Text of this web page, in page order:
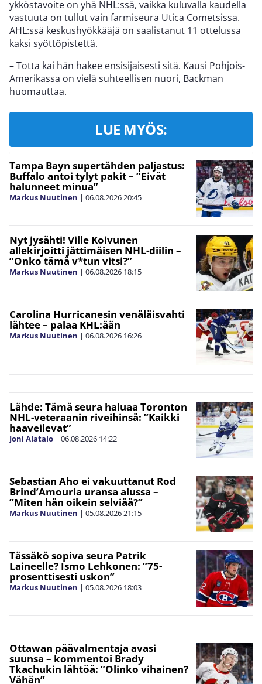
ykköstavoite on yhä NHL:ssä, vaikka kuluvalla kaudella
vastuuta on tullut vain farmiseura Utica Cometsissa.
AHL:ssä keskushyökkääjä on saalistanut 11 ottelussa
kaksi syöttöpistettä.
– Totta kai hän hakee ensisijaisesti sitä. Kausi Pohjois-
Amerikassa on vielä suhteellisen nuori, Backman
huomauttaa.
LUE MYÖS:
Tampa Bayn supertähden paljastus:
Buffalo antoi tylyt pakit – ”Eivät
halunneet minua”
Markus Nuutinen | 06.08.202620:45
Nyt jysähti! Ville Koivunen
allekirjoitti jättimäisen NHL-diilin –
”Onko tämä v*tun vitsi?”
Markus Nuutinen | 06.08.2026 18:15
Carolina Hurricanesin venäläisvahti
lähtee – palaa KHL:ään
Markus Nuutinen | 06.08.2026 16:26
Lähde: Tämä seura haluaa Toronton
NHL-veteraanin riveihinsä: ”Kaikki
haaveilevat”
Joni Alatalo | 06.08.2026 14:22
Sebastian Aho ei vakuuttanut Rod
Brind’Amouria uransa alussa –
”Miten hän oikein selviää?”
Markus Nuutinen | 05.08.202621:15
Tässäkö sopiva seura Patrik
Laineelle? Ismo Lehkonen: ”75-
prosenttisesti uskon”
Markus Nuutinen | 05.08.2026 18:03
Ottawan päävalmentaja avasi
suunsa – kommentoi Brady
Tkachukin lähtöä: ”Olinko vihainen?
Vähän”